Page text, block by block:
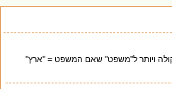
ויותר ל"משפט" שאם המשפט = "ארץ"